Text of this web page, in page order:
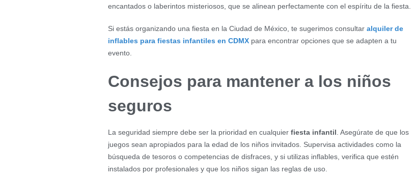
encantados o laberintos misteriosos, que se alinean perfectamente con el espíritu de la fiesta.
Si estás organizando una fiesta en la Ciudad de México, te sugerimos consultar alquiler de
inflables para fiestas infantiles en CDMXpara encontrar opciones que se adapten a tu
evento.
Consejos para mantener a los niños
seguros
La seguridad siempre debe ser la prioridad en cualquier fiesta infantil . Asegúrate de que los
juegos sean apropiados para la edad de los niños invitados. Supervisa actividades como la
búsqueda de tesoros o competencias de disfraces, y si utilizas inflables, verifica que estén
instalados por profesionales y que los niños sigan las reglas de uso.